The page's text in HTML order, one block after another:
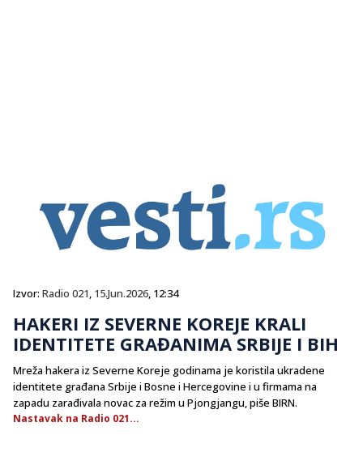
Izvor: Radio 021, 15.Jun.2026, 12:34
HAKERI IZ SEVERNE KOREJE KRALI
IDENTITETE GRAĐANIMA SRBIJE I BIH
Mreža hakera iz Severne Koreje godinama je koristila ukradene
identitete građana Srbije i Bosne i Hercegovine i u firmama na
zapadu zarađivala novac za režim u Pjongjangu, piše BIRN.
Nastavak na Radio 021...